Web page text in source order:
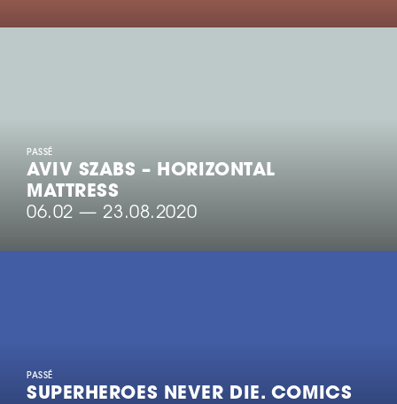
PASSÉ
AVIV SZABS – HORIZONTAL
MATTRESS
06.02— 23.08.2020
PASSÉ
SUPERHEROES NEVER DIE. COMICS